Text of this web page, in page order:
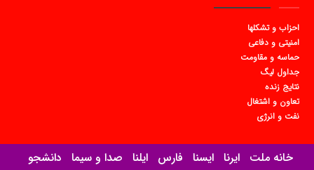
احزاب و تشکلها
امنیتی و دفاعی
حماسه و مقاومت
جداول لیگ
نتایج زنده
تعاون و اشتغال
نفت و انرژی
خانه ملت ایرنا ایسنا فارس ایلنا صدا و سیما دانشجو